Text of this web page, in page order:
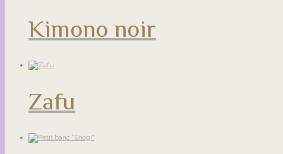
Kimono noir
Zafu